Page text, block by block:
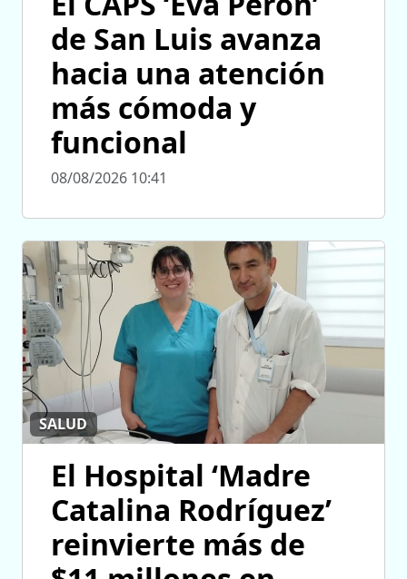
de San Luis avanza
hacia una atención
más cómoda y
funcional
08/08/2026 10:41
SALUD
El Hospital ‘Madre
Catalina Rodríguez’
reinvierte más de